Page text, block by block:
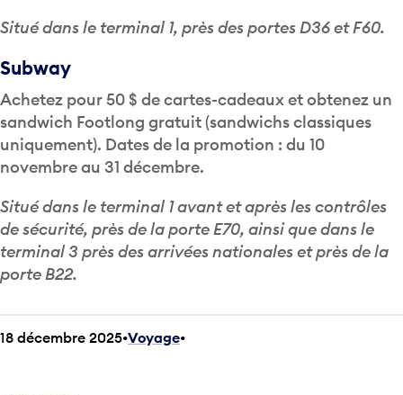
Situé dans le terminal 1, près des portes D36 et F60.
Subway
Achetez pour 50 $ de cartes-cadeaux et obtenez un
sandwich Footlong gratuit (sandwichs classiques
uniquement). Dates de la promotion : du 10
novembre au 31 décembre.
Situé dans le terminal 1 avant et après les contrôles
de sécurité, près de la porte E70, ainsi que dans le
terminal 3 près des arrivées nationales et près de la
porte B22.
18 décembre 2025 Voyage•